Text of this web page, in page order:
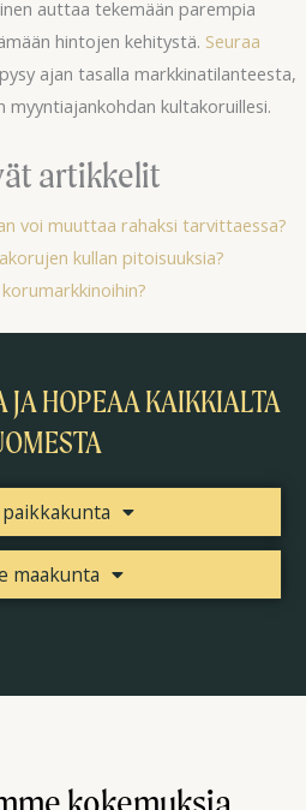
auttaa tekemään parempia
hintojen kehitystä. Seuraa
ajan tasalla markkinatilanteesta,
kultakoruillesi.
artikkelit
voi muuttaa rahaksi tarvittaessa?
kullan pitoisuuksia?
JA HOPEAA KAIKKIALTA
maakunta
kokemuksia